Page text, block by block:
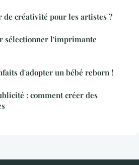
de créativité pour les artistes ?
sélectionner l'imprimante
d'adopter un bébé reborn !
: comment créer des